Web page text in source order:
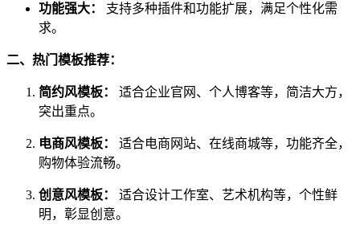
功能强大：
支持多种插件和功能扩展，满足个性化需
求。
二、热门模板推荐：
简约风模板：
适合企业官网、个人博客等，简洁大方，
突出重点。
电商风模板：
适合电商网站、在线商城等，功能齐全，
购物体验流畅。
创意风模板：
适合设计工作室、艺术机构等，个性鲜
明，彰显创意。